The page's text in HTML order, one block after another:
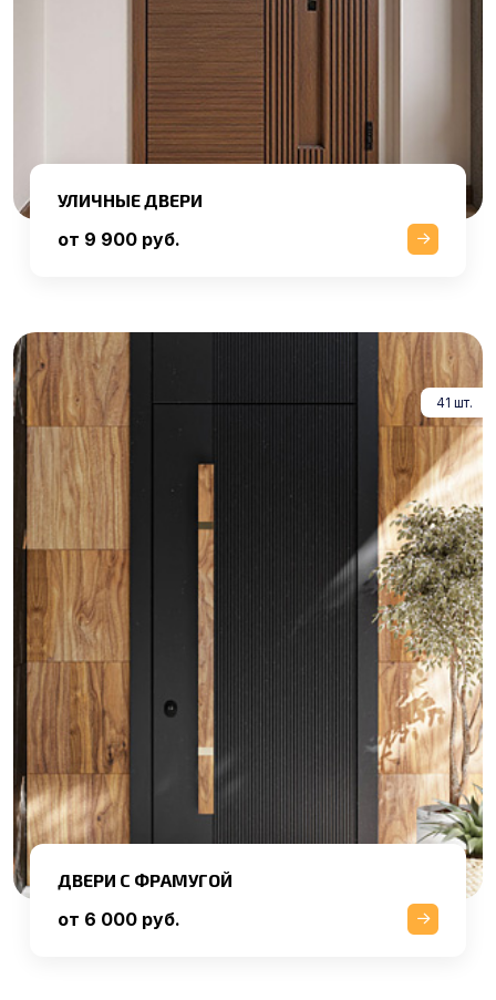
УЛИЧНЫЕ ДВЕРИ
от 9 900 руб.
41 шт.
ДВЕРИ С ФРАМУГОЙ
от 6 000 руб.